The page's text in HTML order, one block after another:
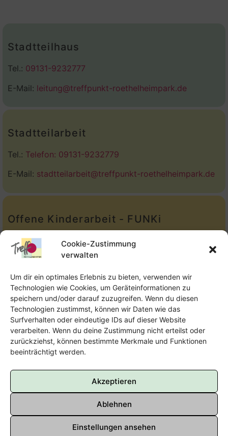
Cookie-Zustimmung
verwalten
Um dir ein optimales Erlebnis zu bieten, verwenden wir
Technologien wie Cookies, um Geräteinformationen zu
speichern und/oder darauf zuzugreifen. Wenn du diesen
Technologien zustimmst, können wir Daten wie das
Surfverhalten oder eindeutige IDs auf dieser Website
verarbeiten. Wenn du deine Zustimmung nicht erteilst oder
zurückziehst, können bestimmte Merkmale und Funktionen
beeinträchtigt werden.
Akzeptieren
Ablehnen
Einstellungen ansehen
Stadtteilhaus
Tel.: 09131-9232777
E-Mail: leitung@treffpunkt-roethelheimpark.de
Stadtteilarbeit
Tel.: Telefon: 09131-9232779
E-Mail: stadtteilarbeit@treffpunkt-roethelheimpark.de
Offene Kinderarbeit - FUNKi
Tel.:Telefon: 09131-610749
E-Mail:oka@treffpunkt-roethelheimpark.de
Offene Jugendarbeit - Easthouse
Tel:
09131–302259
E-Mail:oja@treffpunkt-roethelheimpark.de